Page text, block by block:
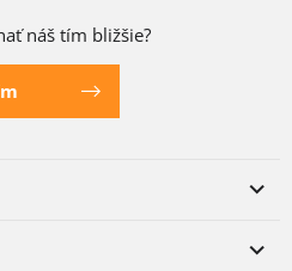
náš tím bližšie?